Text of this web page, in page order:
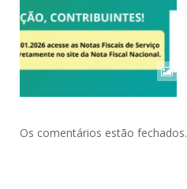
Os comentários estão fechados.